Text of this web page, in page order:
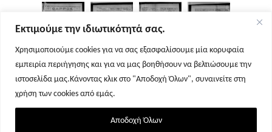
Εκτιμούμε την ιδιωτικότητά σας.
Χρησιμοποιούμε cookies για να σας εξασφαλίσουμε μία κορυφαία
εμπειρία περιήγησης και για να μας βοηθήσουν να βελτιώσουμε την
ιστοσελίδα μας.Κάνοντας κλικ στο "Αποδοχή Όλων", συναινείτε στη
χρήση των cookies από εμάς.
Αποδοχή Όλων
Σελίδα 1 Σελίδα 2 Σελίδα 3 Σελίδα 4